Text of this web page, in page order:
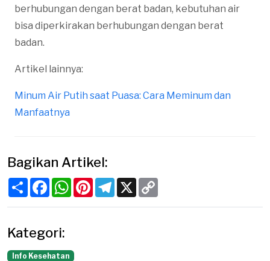
berhubungan dengan berat badan, kebutuhan air
bisa diperkirakan berhubungan dengan berat
badan.
Artikel lainnya:
Minum Air Putih saat Puasa: Cara Meminum dan
Manfaatnya
Bagikan Artikel:
ShareFacebookWhatsApp
PinterestTelegram
X
Kategori:
Info Kesehatan